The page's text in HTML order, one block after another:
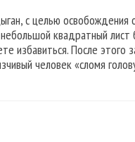
с целью
квадратный лист
избавиться. После этого
человек «сломя